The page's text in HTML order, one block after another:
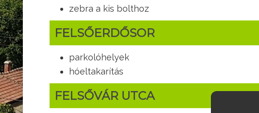
zebra a kis bolthoz
FELSŐERDŐSOR
parkolóhelyek
hóeltakarítás
FELSŐVÁR UTCA